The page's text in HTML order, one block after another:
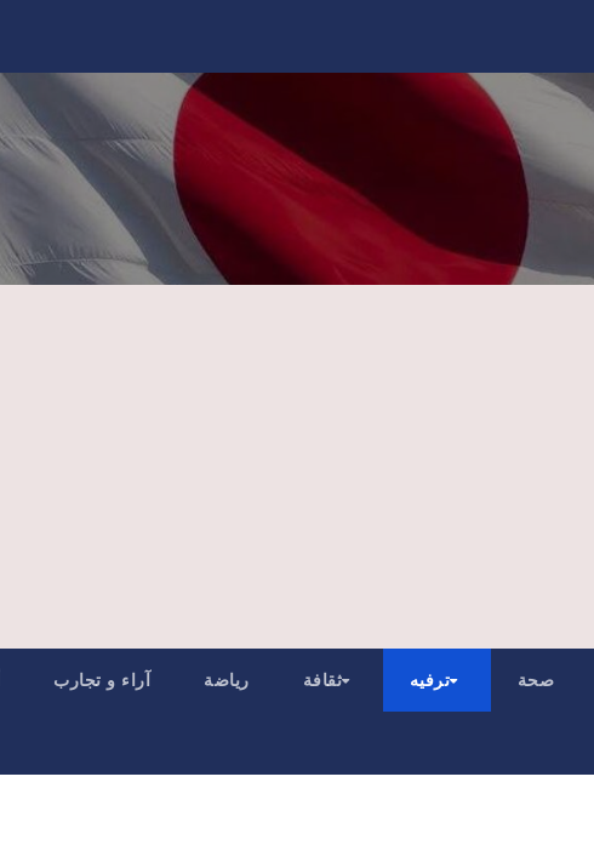
صحة ترفيه ثقافة رياضة آراء و تجارب